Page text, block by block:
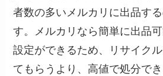
者数の多いメルカリに出品す
す。メルカリなら簡単に出品
設定ができるため、リサイク
てもらうより、高値で処分で